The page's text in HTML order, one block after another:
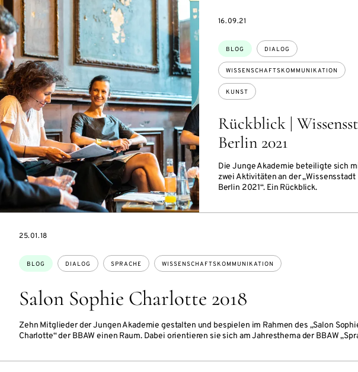
Rückblick |
Berlin 2021
Die Junge Akademie beteiligte sich
zwei Aktivitäten an der „Wissensstadt
Berlin 2021“. Ein Rückblick.
Themen:
BLOG DIALOG
WISSENSCHAFTSKOMMUNIKATION
KUNST
DATE
16.09.21
Salon Sophie Charlotte 2018
Zehn Mitglieder der Jungen Akademie gestalten und bespielen im Rahmen des „Salon
Charlotte“ der BBAW einen Raum. Dabei orientieren sie sich am Jahresthema der BBAW
Themen:
BLOG DIALOG SPRACHE WISSENSCHAFTSKOMMUNIKATION
DATE
25.01.18